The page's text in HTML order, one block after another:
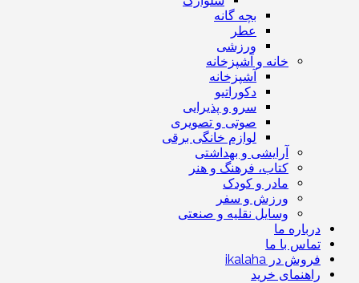
بچه گانه
عطر
ورزشی
خانه و آشپزخانه
آشپزخانه
دکوراتیو
سرو و پذیرایی
صوتی و تصویری
لوازم خانگی برقی
آرایشی و بهداشتی
کتاب، فرهنگ و هنر
مادر و کودک
ورزش و سفر
وسایل نقلیه و صنعتی
درباره ما
تماس با ما
فروش در ikalaha
راهنمای خرید